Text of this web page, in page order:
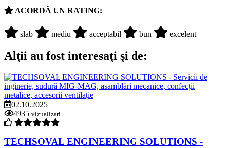
ACORDĂ UN RATING:
slab mediu acceptabil bun excelent
Alţii au fost interesaţi şi de:
02.10.2025
4935 vizualizari
TECHSOVAL ENGINEERING SOLUTIONS -